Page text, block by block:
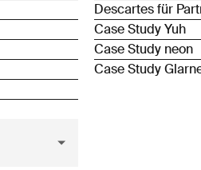
Descartes für
Case Study Yuh
Case Study neon
Case Study